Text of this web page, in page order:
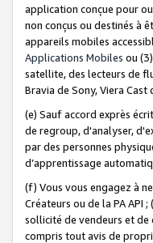
application conçue pour
non conçus ou destinés à
appareils mobiles
Applications Mobiles ou
satellite, des lecteurs de
Bravia de Sony, Viera
(e) Sauf accord exprès
de regroup, d'analyser,
par des personnes
d’apprentissage
(f) Vous vous engagez à
Créateurs ou de la PA
sollicité de vendeurs et
compris tout avis de